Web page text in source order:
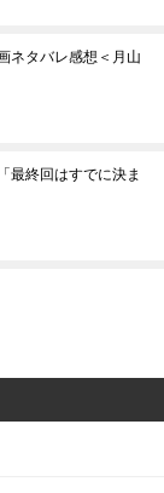
ネタバレ感想＜月山
最終回はすでに決ま